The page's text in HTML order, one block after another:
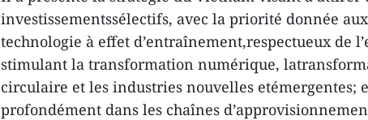
investissementssélectifs, avec la priorité donnée
technologie à effet d’entraînement,respectueux de
stimulant la transformation numérique,
circulaire et les industries nouvelles etémergentes;
profondément dans les chaînes